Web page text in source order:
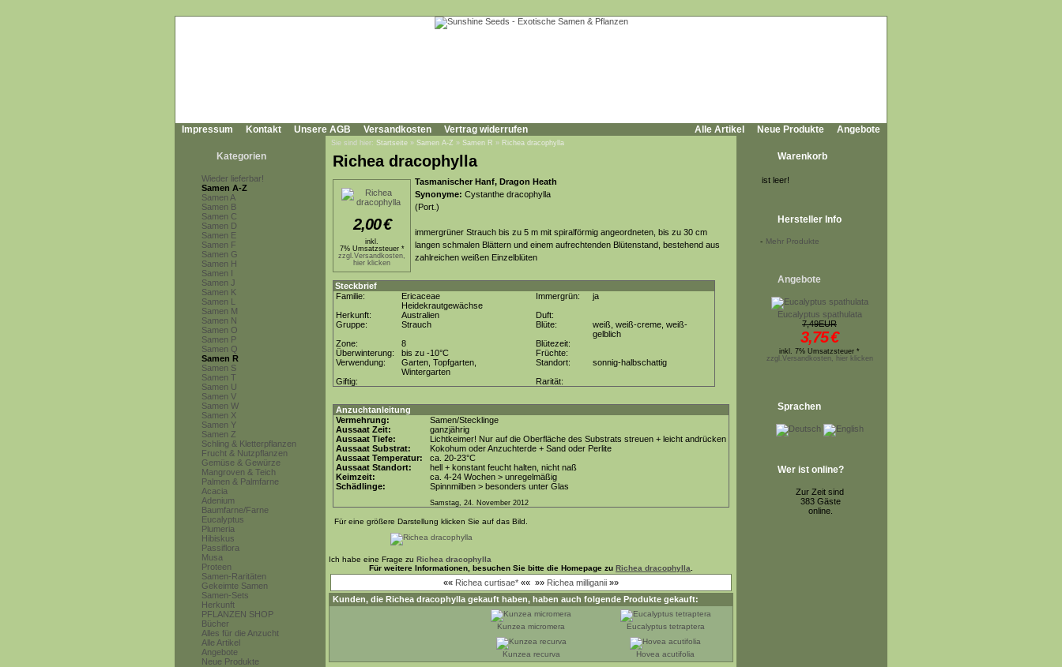
Impressum Kontakt Unsere AGB Versandkosten Vertrag widerrufen Alle Artikel Neue Produkte Angebote
Kategorien
Wieder lieferbar!
Samen A-Z
Samen A
Samen B
Samen C
Samen D
Samen E
Samen F
Samen G
Samen H
Samen I
Samen J
Samen K
Samen L
Samen M
Samen N
Samen O
Samen P
Samen Q
Samen R
Samen S
Samen T
Samen U
Samen V
Samen W
Samen X
Samen Y
Samen Z
Schling & Kletterpflanzen
Frucht & Nutzpflanzen
Gemüse & Gewürze
Mangroven & Teich
Palmen & Palmfarne
Acacia
Adenium
Baumfarne/Farne
Eucalyptus
Plumeria
Hibiskus
Passiflora
Musa
Proteen
Samen-Raritäten
Gekeimte Samen
Samen-Sets
Herkunft
PFLANZEN SHOP
Bücher
Alles für die Anzucht
Alle Artikel
Angebote
Neue Produkte
Sie sind hier: Startseite » Samen A-Z » Samen R » Richea dracophylla
Richea dracophylla
2,00€
inkl.
7% Umsatzsteuer *
zzgl.Versandkosten,
hier klicken
Tasmanischer Hanf, Dragon Heath
Synonyme: Cystanthe dracophylla
(Port.)
immergrüner Strauch bis zu 5 m mit spiralförmig angeordneten, bis zu 30 cm
langen schmalen Blättern und einem aufrechtenden Blütenstand, bestehend aus
zahlreichen weißen Einzelblüten
Steckbrief
Familie:
Ericaceae
Heidekrautgewächse
Immergrün:
ja
Herkunft:
Australien
Duft:
Gruppe:
Strauch Blüte:
weiß, weiß-creme, weiß-
gelblich
Zone:
8
Blütezeit:
Überwinterung:
bis zu -10°C
Früchte:
Verwendung:
Garten, Topfgarten,
Wintergarten
Standort:
sonnig-halbschattig
Giftig:
Rarität:
Anzuchtanleitung
Vermehrung:
Samen/Stecklinge
Aussaat Zeit:
ganzjährig
Aussaat Tiefe:
Lichtkeimer! Nur auf die Oberfläche des Substrats streuen + leicht andrücken
Aussaat Substrat:
Kokohum oder Anzuchterde + Sand oder Perlite
Aussaat Temperatur:
ca. 20-23°C
Aussaat Standort:
hell + konstant feucht halten, nicht naß
Keimzeit:
ca. 4-24 Wochen > unregelmäßig
Schädlinge:
Spinnmilben > besonders unter Glas
Samstag, 24. November 2012
Für eine größere Darstellung klicken Sie auf das Bild.
Ich habe eine Frage zu Richea dracophylla
Für weitere Informationen, besuchen Sie bitte die Homepage zu Richea dracophylla
«« Richea curtisae* «« »» Richea milliganii »»
Kunden, die Richea dracophylla gekauft haben, haben auch folgende Produkte gekauft:
Kunzea micromera Eucalyptus tetraptera
Kunzea recurva Hovea acutifolia
Warenkorb
ist leer!
Hersteller Info
- Mehr Produkte
Angebote
Eucalyptus spathulata
7,49EUR
3,75€
inkl. 7% Umsatzsteuer *
zzgl.Versandkosten, hier klicken
Sprachen
Wer ist online?
Zur Zeit sind
383 Gäste
online.